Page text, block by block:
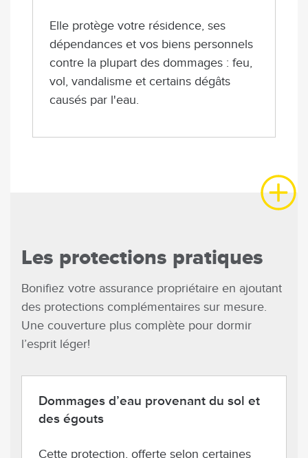
Elle protège votre résidence, ses
dépendances et vos biens personnels
contre la plupart des dommages : feu,
vol, vandalisme et certains dégâts
causés par l'eau.
Les protections pratiques
Bonifiez votre assurance propriétaire en ajoutant
des protections complémentaires sur mesure.
Une couverture plus complète pour dormir
l’esprit léger!
Dommages d’eau provenant du sol et
des égouts
Cette protection, offerte selon certaines